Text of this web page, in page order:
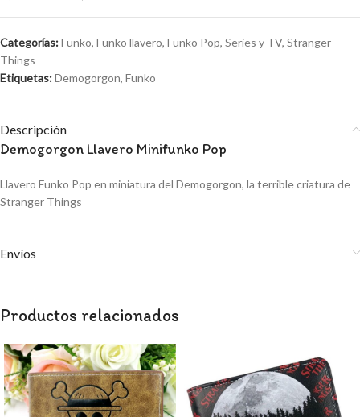
Categorías:Funko, Funko llavero, Funko Pop, Series y TV, Stranger
Things
Etiquetas:Demogorgon, Funko
Descripción
Demogorgon Llavero Minifunko Pop
Llavero Funko Pop en miniatura del Demogorgon, la terrible criatura de
Stranger Things
Envíos
Productos relacionados